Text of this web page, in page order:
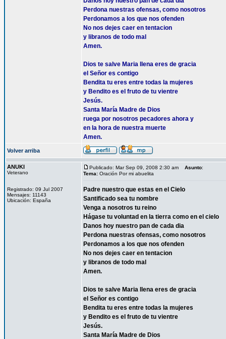
Perdona nuestras ofensas, como nosotros
Perdonamos a los que nos ofenden
No nos dejes caer en tentacion
y libranos de todo mal
Amen.
Dios te salve Maria llena eres de gracia
el Señor es contigo
Bendita tu eres entre todas la mujeres
y Bendito es el fruto de tu vientre
Jesús.
Santa María Madre de Dios
ruega por nosotros pecadores ahora y
en la hora de nuestra muerte
Amen.
Volver arriba
ANUKI
Veterano
Registrado: 09 Jul 2007
Mensajes: 11143
Ubicación: España
Publicado: Mar Sep 09, 2008 2:30 am Asunto:
Tema: Oración Por mi abuelita
Padre nuestro que estas en el Cielo
Santificado sea tu nombre
Venga a nosotros tu reino
Hágase tu voluntad en la tierra como en el cielo
Danos hoy nuestro pan de cada dia
Perdona nuestras ofensas, como nosotros
Perdonamos a los que nos ofenden
No nos dejes caer en tentacion
y libranos de todo mal
Amen.
Dios te salve Maria llena eres de gracia
el Señor es contigo
Bendita tu eres entre todas la mujeres
y Bendito es el fruto de tu vientre
Jesús.
Santa María Madre de Dios